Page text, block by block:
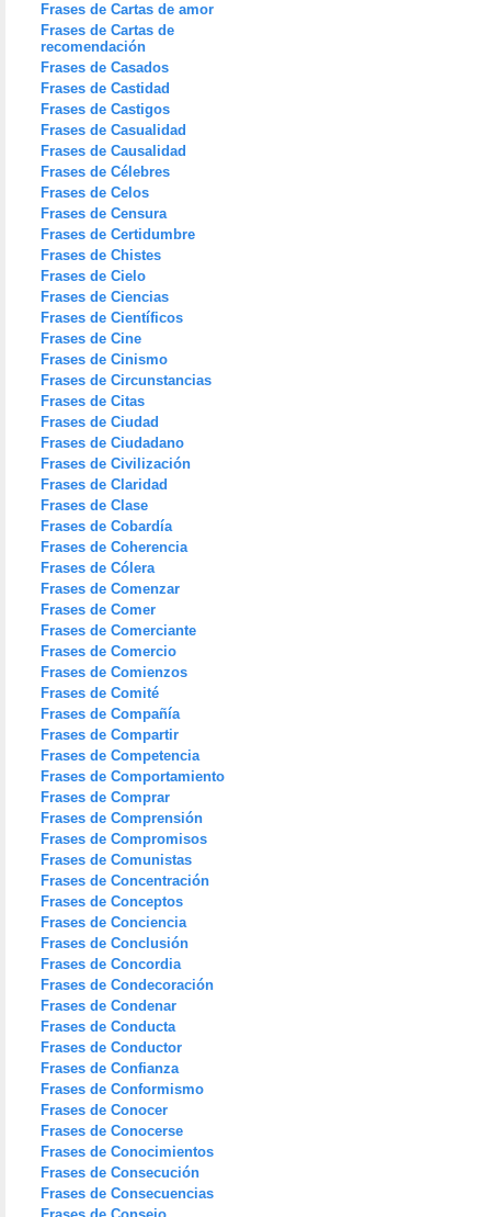
Frases de Cartas de amor
Frases de Cartas de
recomendación
Frases de Casados
Frases de Castidad
Frases de Castigos
Frases de Casualidad
Frases de Causalidad
Frases de Célebres
Frases de Celos
Frases de Censura
Frases de Certidumbre
Frases de Chistes
Frases de Cielo
Frases de Ciencias
Frases de Científicos
Frases de Cine
Frases de Cinismo
Frases de Circunstancias
Frases de Citas
Frases de Ciudad
Frases de Ciudadano
Frases de Civilización
Frases de Claridad
Frases de Clase
Frases de Cobardía
Frases de Coherencia
Frases de Cólera
Frases de Comenzar
Frases de Comer
Frases de Comerciante
Frases de Comercio
Frases de Comienzos
Frases de Comité
Frases de Compañía
Frases de Compartir
Frases de Competencia
Frases de Comportamiento
Frases de Comprar
Frases de Comprensión
Frases de Compromisos
Frases de Comunistas
Frases de Concentración
Frases de Conceptos
Frases de Conciencia
Frases de Conclusión
Frases de Concordia
Frases de Condecoración
Frases de Condenar
Frases de Conducta
Frases de Conductor
Frases de Confianza
Frases de Conformismo
Frases de Conocer
Frases de Conocerse
Frases de Conocimientos
Frases de Consecución
Frases de Consecuencias